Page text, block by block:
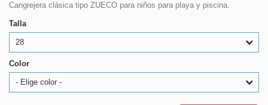
Cangrejera clásica tipo ZUECO para niños para playa y piscina.
Talla
28
Color
- Elige color -